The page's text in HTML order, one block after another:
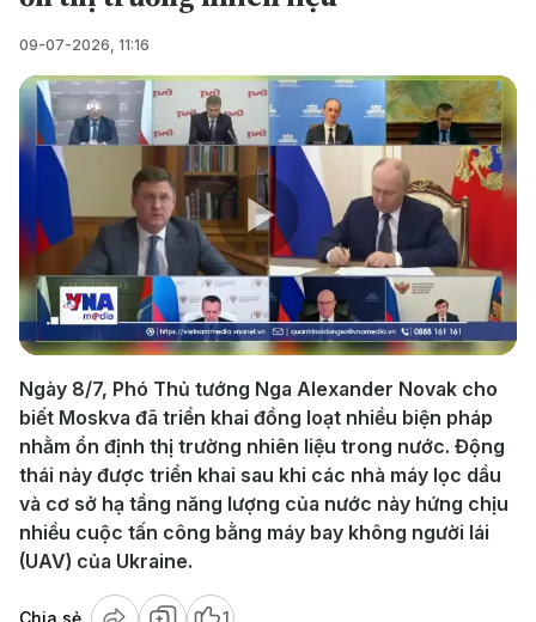
09-07-2026, 11:16
Play
Video
Ngày 8/7, Phó Thủ tướng Nga Alexander Novak cho
biết Moskva đã triển khai đồng loạt nhiều biện pháp
nhằm ổn định thị trường nhiên liệu trong nước. Động
thái này được triển khai sau khi các nhà máy lọc dầu
và cơ sở hạ tầng năng lượng của nước này hứng chịu
nhiều cuộc tấn công bằng máy bay không người lái
(UAV) của Ukraine.
Chia sẻ 1